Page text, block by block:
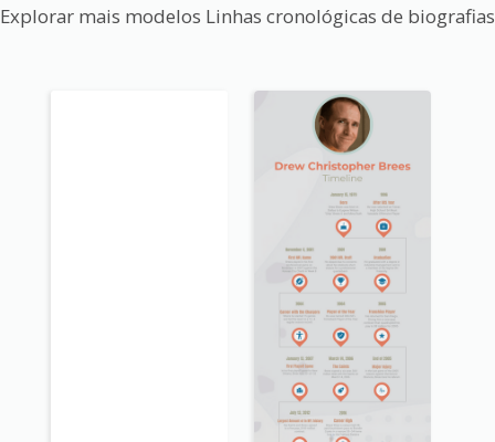
Explorar mais modelos Linhas cronológicas de biografias